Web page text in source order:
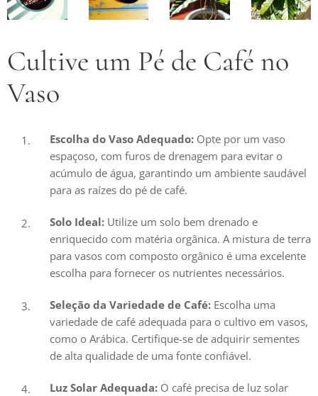
Cultive um Pé de Café no
Vaso
Escolha do Vaso Adequado: Opte por um vaso
espaçoso, com furos de drenagem para evitar o
acúmulo de água, garantindo um ambiente saudável
para as raízes do pé de café.
Solo Ideal: Utilize um solo bem drenado e
enriquecido com matéria orgânica. A mistura de terra
para vasos com composto orgânico é uma excelente
escolha para fornecer os nutrientes necessários.
Seleção da Variedade de Café: Escolha uma
variedade de café adequada para o cultivo em vasos,
como o Arábica. Certifique-se de adquirir sementes
de alta qualidade de uma fonte confiável.
Luz Solar Adequada: O café precisa de luz solar